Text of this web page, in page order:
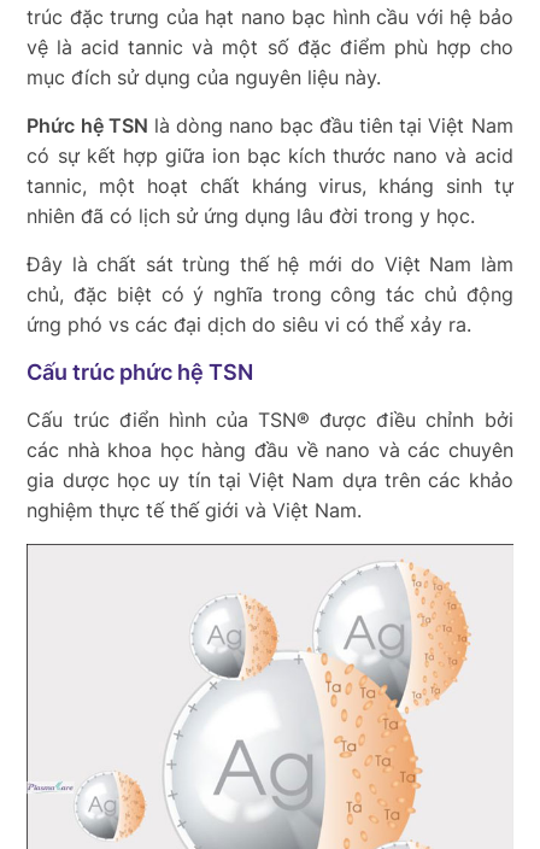
trúc đặc trưng của hạt nano bạc hình cầu với hệ bảo
vệ là acid tannic và một số đặc điểm phù hợp cho
mục đích sử dụng của nguyên liệu này.
Phức hệ TSN là dòng nano bạc đầu tiên tại Việt Nam
có sự kết hợp giữa ion bạc kích thước nano và acid
tannic, một hoạt chất kháng virus, kháng sinh tự
nhiên đã có lịch sử ứng dụng lâu đời trong y học.
Đây là chất sát trùng thế hệ mới do Việt Nam làm
chủ, đặc biệt có ý nghĩa trong công tác chủ động
ứng phó vs các đại dịch do siêu vi có thể xảy ra.
Cấu trúc phức hệ TSN
Cấu trúc điển hình của TSN® được điều chỉnh bởi
các nhà khoa học hàng đầu về nano và các chuyên
gia dược học uy tín tại Việt Nam dựa trên các khảo
nghiệm thực tế thế giới và Việt Nam.